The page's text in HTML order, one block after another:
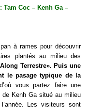
Tam Coc – Kenh Ga –
à rames pour découvrir
plantés au milieu des
Terrestre». Puis une
le pasage typique de la
vous partez faire une
Kenh Ga situé au milieu
Les visiteurs sont